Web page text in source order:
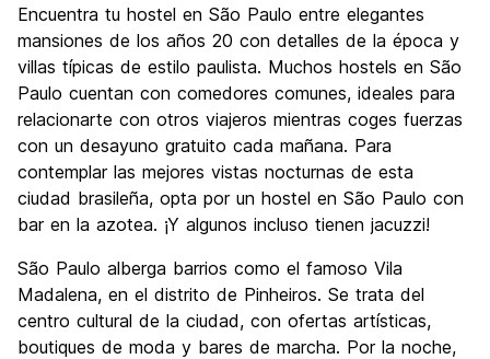
Encuentra tu hostel en São Paulo entre elegantes
mansiones de los años 20 con detalles de la época y
villas típicas de estilo paulista. Muchos hostels en São
Paulo cuentan con comedores comunes, ideales para
relacionarte con otros viajeros mientras coges fuerzas
con un desayuno gratuito cada mañana. Para
contemplar las mejores vistas nocturnas de esta
ciudad brasileña, opta por un hostel en São Paulo con
bar en la azotea. ¡Y algunos incluso tienen jacuzzi!
São Paulo alberga barrios como el famoso Vila
Madalena, en el distrito de Pinheiros. Se trata del
centro cultural de la ciudad, con ofertas artísticas,
boutiques de moda y bares de marcha. Por la noche,